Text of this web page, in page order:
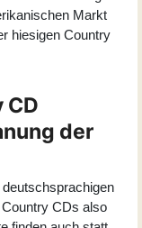
Markt
hiesigen Country
CD
der
CDs also